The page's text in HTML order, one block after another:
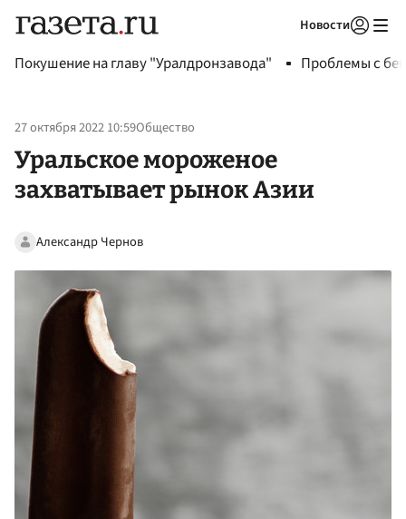
Новости
Покушение на главу "Уралдронзавода" Проблемы с
27 октября 2022 10:59Общество
Уральское мороженое
захватывает рынок Азии
Александр Чернов